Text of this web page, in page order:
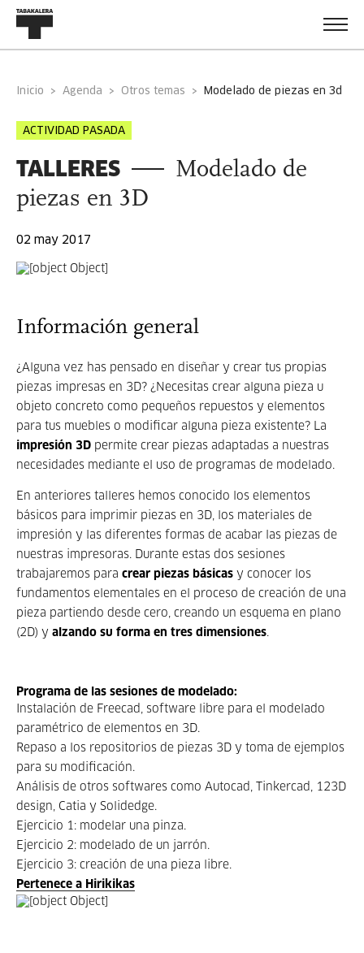
Inicio Agenda Otros temas modelado de piezas en 3d
ACTIVIDAD PASADA
TALLERES
Modelado de
piezas en 3D
02 may 2017
Información general
¿Alguna vez has pensado en diseñar y crear tus propias
piezas impresas en 3D? ¿Necesitas crear alguna pieza u
objeto concreto como pequeños repuestos y elementos
para tus muebles o modificar alguna pieza existente? La
impresión 3D permite crear piezas adaptadas a nuestras
necesidades mediante el uso de programas de modelado.
En anteriores talleres hemos conocido los elementos
básicos para imprimir piezas en 3D, los materiales de
impresión y las diferentes formas de acabar las piezas de
nuestras impresoras. Durante estas dos sesiones
trabajaremos para crear piezas básicas y conocer los
fundamentos elementales en el proceso de creación de una
pieza partiendo desde cero, creando un esquema en plano
(2D) y alzando su forma en tres dimensiones.
Programa de las sesiones de modelado:
Instalación de Freecad, software libre para el modelado
paramétrico de elementos en 3D.
Repaso a los repositorios de piezas 3D y toma de ejemplos
para su modificación.
Análisis de otros softwares como Autocad, Tinkercad, 123D
design, Catia y Solidedge.
Ejercicio 1: modelar una pinza.
Ejercicio 2: modelado de un jarrón.
Ejercicio 3: creación de una pieza libre.
Pertenece a Hirikikas